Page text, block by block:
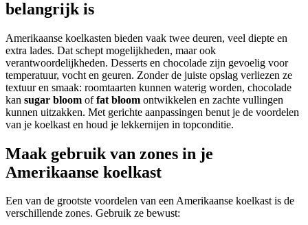
belangrijk is
Amerikaanse koelkasten bieden vaak twee deuren, veel diepte en
extra lades. Dat schept mogelijkheden, maar ook
verantwoordelijkheden. Desserts en chocolade zijn gevoelig voor
temperatuur, vocht en geuren. Zonder de juiste opslag verliezen ze
textuur en smaak: roomtaarten kunnen waterig worden, chocolade
kan sugar bloom offat bloom ontwikkelen en zachte vullingen
kunnen uitzakken. Met gerichte aanpassingen benut je de voordelen
van je koelkast en houd je lekkernijen in topconditie.
Maak gebruik van zones in je
Amerikaanse koelkast
Een van de grootste voordelen van een Amerikaanse koelkast is de
verschillende zones. Gebruik ze bewust: